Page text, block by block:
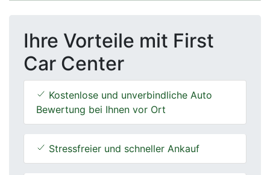
Ihre Vorteile mit First
Car Center
Kostenlose und unverbindliche Auto
Bewertung bei Ihnen vor Ort
Stressfreier und schneller Ankauf